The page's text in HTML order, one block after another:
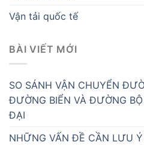
Vận tải quốc tế
BÀI VIẾT MỚI
SO SÁNH VẬN CHUYỂN
ĐƯỜNG BIỂN VÀ ĐƯỜNG BỘ
ĐẠI
NHỮNG VẤN ĐỀ CẦN LƯU